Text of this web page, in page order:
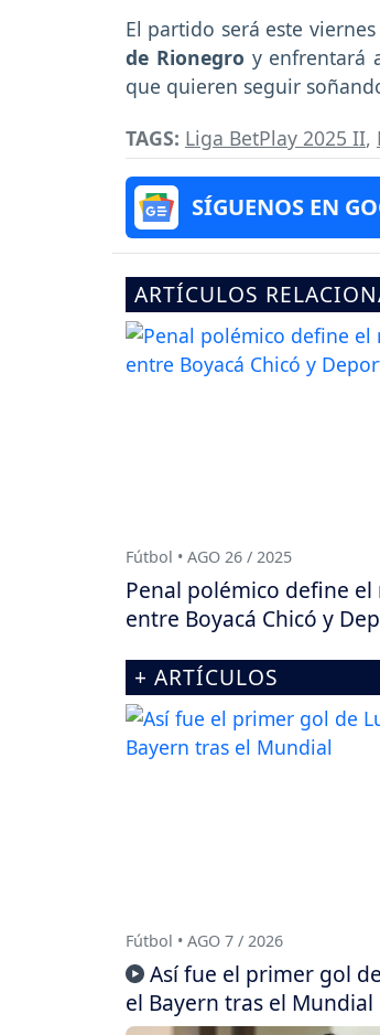
El partido será este
de Rionegro y enfrentará
que quieren seguir
TAGS: Liga BetPlay 2025 II,
SÍGUENOS EN
ARTÍCULOS
Fútbol • AGO 26 / 2025
Penal polémico define el
entre Boyacá Chicó y
+ ARTÍCULOS
Fútbol • AGO 7 / 2026
Así fue el primer gol
el Bayern tras el Mundial